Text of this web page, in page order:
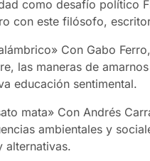
como desafío político
con este filósofo,
Con Gabo
las maneras de
educación sentimental.
mata» Con Andrés
ambientales y
alternativas.